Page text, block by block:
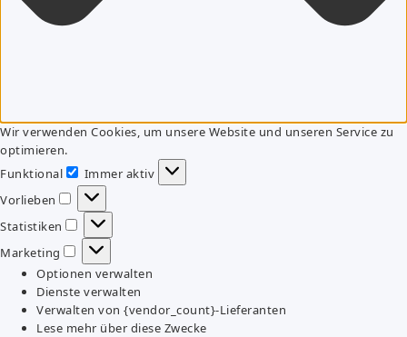
Wir verwenden Cookies, um unsere Website und unseren Service zu
optimieren.
Funktional
Funktional
Immer aktiv
Vorlieben
Vorlieben
Statistiken
Statistiken
Marketing
Marketing
Optionen verwalten
Dienste verwalten
Verwalten von {vendor_count}-Lieferanten
Lese mehr über diese Zwecke